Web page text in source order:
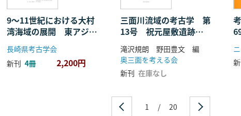
9〜11世紀における大村
湾海域の展開 東アジア
世界の中の竹松遺跡
長崎県考古学会
新刊 4冊 2,200円
三面川流域の考古学 第
13号 祝元屋敷遺跡国
指定重要文化財記念
滝沢規朗 野田豊文 編
奥三面を考える会
新刊 在庫なし
1 / 20